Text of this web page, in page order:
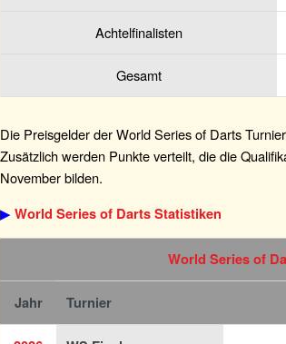
Achtelfinalisten
Gesamt
Die Preisgelder der World Series of Darts
Zusätzlich werden Punkte verteilt, die die
November bilden.
▶World Series of Darts Statistiken
World Series of
Jahr Turnier